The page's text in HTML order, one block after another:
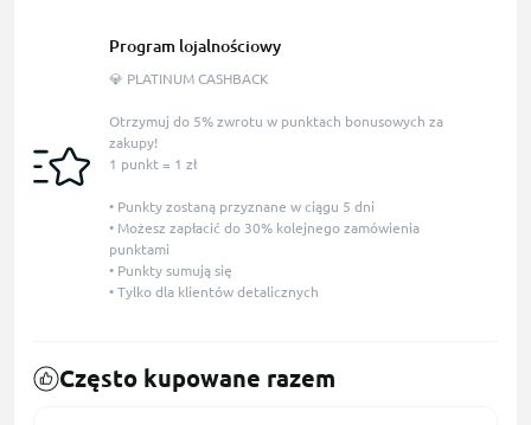
Program lojalnościowy
💎 PLATINUM CASHBACK
Otrzymuj do 5% zwrotu w punktach bonusowych za
zakupy!
1 punkt = 1 zł
• Punkty zostaną przyznane w ciągu 5 dni
• Możesz zapłacić do 30% kolejnego zamówienia
punktami
• Punkty sumują się
• Tylko dla klientów detalicznych
Często kupowane razem